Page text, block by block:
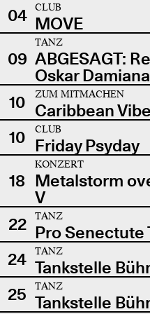
04
CLUB
MOVE
09
TANZ
ABGESAGT:
Oskar
10
ZUM MITMACHEN
Caribbean
10
CLUB
Friday Psyday
18
KONZERT
Metalstorm
V
22
TANZ
Pro Senectute
24
TANZ
Tankstelle
25
TANZ
Tankstelle